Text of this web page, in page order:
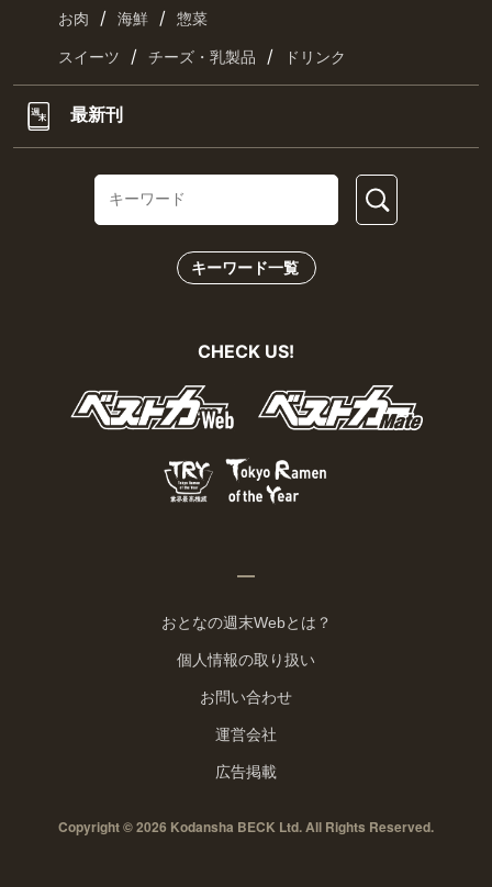
お肉 / 海鮮 / 惣菜
スイーツ / チーズ・乳製品 / ドリンク
最新刊
キーワード一覧
CHECK US!
おとなの週末Webとは？
個人情報の取り扱い
お問い合わせ
運営会社
広告掲載
Copyright © 2026 Kodansha BECK Ltd. All Rights Reserved.